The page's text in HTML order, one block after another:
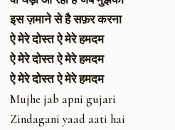
इस ज़माने से है सफ़र करना
ऐ मेरे दोस्त ऐ मेरे हमदम
ऐ मेरे दोस्त ऐ मेरे हमदम
ऐ मेरे दोस्त ऐ मेरे हमदम
Mujhe jab apni gujari
Zindagani yaad aati hai